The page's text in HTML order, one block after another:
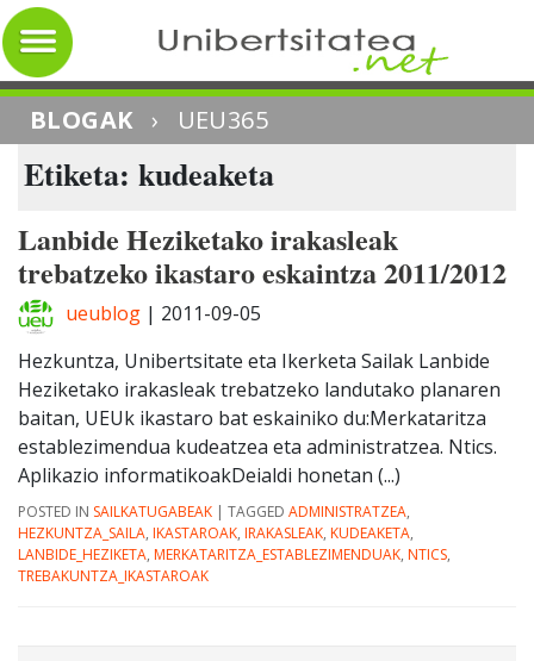
BLOGAK › UEU365
Etiketa: kudeaketa
Lanbide Heziketako irakasleak
trebatzeko ikastaro eskaintza 2011/2012
ueublog | 2011-09-05
Hezkuntza, Unibertsitate eta Ikerketa Sailak Lanbide
Heziketako irakasleak trebatzeko landutako planaren
baitan, UEUk ikastaro bat eskainiko du:Merkataritza
establezimendua kudeatzea eta administratzea. Ntics.
Aplikazio informatikoakDeialdi honetan (...)
POSTED IN SAILKATUGABEAK | TAGGED ADMINISTRATZEA,
HEZKUNTZA_SAILA, IKASTAROAK, IRAKASLEAK, KUDEAKETA,
LANBIDE_HEZIKETA, MERKATARITZA_ESTABLEZIMENDUAK, NTICS,
TREBAKUNTZA_IKASTAROAK